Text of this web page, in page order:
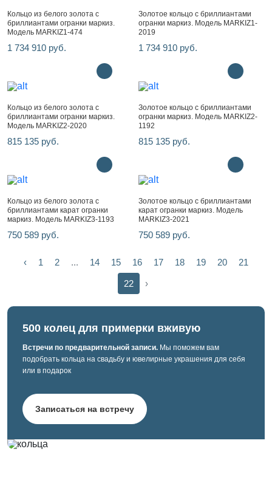
Кольцо из белого золота с
бриллиантами огранки маркиз.
Модель MARKIZ1-474
1 734 910 руб.
Золотое кольцо с бриллиантами
огранки маркиз. Модель MARKIZ1-
2019
1 734 910 руб.
Кольцо из белого золота с
бриллиантами огранки маркиз.
Модель MARKIZ2-2020
815 135 руб.
Золотое кольцо с бриллиантами
огранки маркиз. Модель MARKIZ2-
1192
815 135 руб.
Кольцо из белого золота с
бриллиантами карат огранки
маркиз. Модель MARKIZ3-1193
750 589 руб.
Золотое кольцо с бриллиантами
карат огранки маркиз. Модель
MARKIZ3-2021
750 589 руб.
‹ 1 2 ... 14 15 16 17 18 19 20 21
22 ›
500 колец для примерки вживую
Встречи по предварительной записи. Мы поможем вам
подобрать кольца на свадьбу и ювелирные украшения для себя
или в подарок
Записаться на встречу